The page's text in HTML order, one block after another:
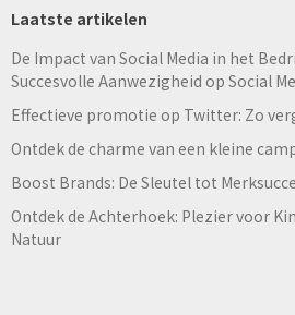
Laatste artikelen
De Impact van Social Media in het
Succesvolle Aanwezigheid op Social
Effectieve promotie op Twitter: Zo
Ontdek de charme van een kleine
Boost Brands: De Sleutel tot
Ontdek de Achterhoek: Plezier voor
Natuur